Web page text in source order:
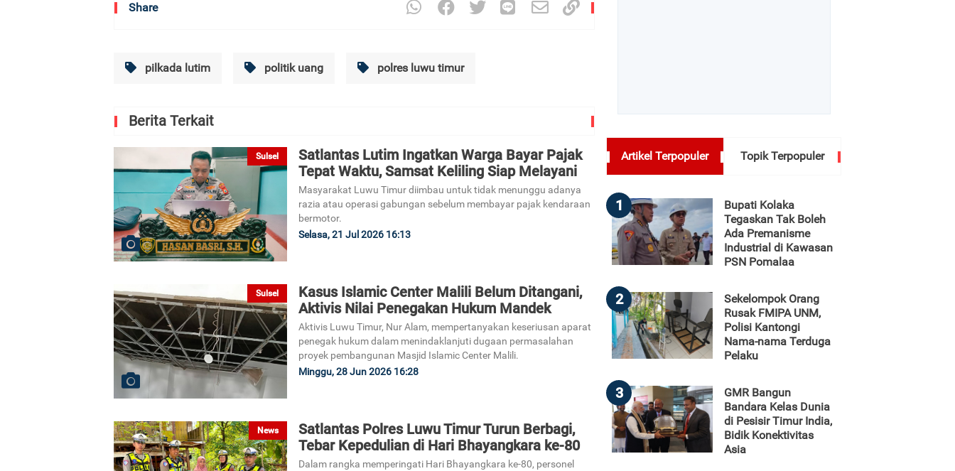
Share
pilkada lutim politik uang polres luwu timur
Berita Terkait
Sulsel
Satlantas Lutim Ingatkan Warga Bayar Pajak
Tepat Waktu, Samsat Keliling Siap Melayani
Masyarakat Luwu Timur diimbau untuk tidak menunggu adanya
razia atau operasi gabungan sebelum membayar pajak kendaraan
bermotor.
Selasa, 21 Jul 2026 16:13
Sulsel
Kasus Islamic Center Malili Belum Ditangani,
Aktivis Nilai Penegakan Hukum Mandek
Aktivis Luwu Timur, Nur Alam, mempertanyakan keseriusan aparat
penegak hukum dalam menindaklanjuti dugaan permasalahan
proyek pembangunan Masjid Islamic Center Malili.
Minggu, 28 Jun 2026 16:28
News
Satlantas Polres Luwu Timur Turun Berbagi,
Tebar Kepedulian di Hari Bhayangkara ke-80
Dalam rangka memperingati Hari Bhayangkara ke-80, personel
Artikel Terpopuler Topik Terpopuler
1
Bupati Kolaka
Tegaskan Tak Boleh
Ada Premanisme
Industrial di Kawasan
PSN Pomalaa
2
Sekelompok Orang
Rusak FMIPA UNM,
Polisi Kantongi
Nama-nama Terduga
Pelaku
3
GMR Bangun
Bandara Kelas Dunia
di Pesisir Timur India,
Bidik Konektivitas
Asia